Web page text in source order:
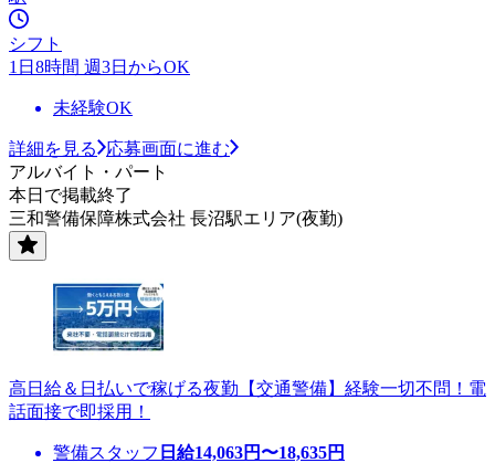
シフト
1日8時間 週3日からOK
未経験OK
詳細を見る
応募画面に進む
アルバイト・パート
本日で掲載終了
三和警備保障株式会社 長沼駅エリア(夜勤)
高日給＆日払いで稼げる夜勤【交通警備】経験一切不問！電
話面接で即採用！
警備スタッフ 日給14,063円〜18,635円